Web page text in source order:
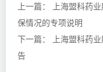
上一篇：
上海盟科药
保情况的专项说明
下一篇：
上海盟科药
告